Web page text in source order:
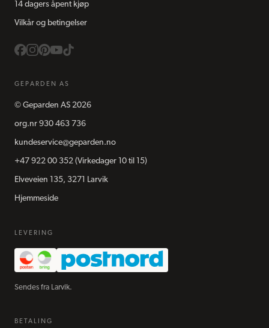
14 dagers åpent kjøp
Vilkår og betingelser
GEPARDEN AS
© Geparden AS 2026
org.nr 930 463 736
kundeservice@geparden.no
+47 922 00 352 (Virkedager 10 til 15)
Elveveien 135, 3271 Larvik
Hjemmeside
LEVERING
Sendes fra Larvik.
BETALING